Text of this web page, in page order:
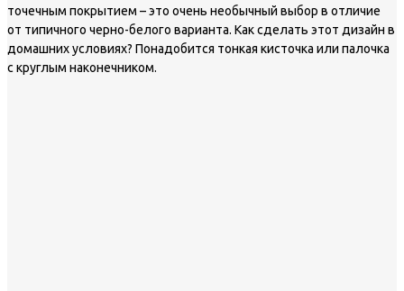
точечным покрытием – это очень необычный выбор в отличие
от типичного черно-белого варианта. Как сделать этот дизайн в
домашних условиях? Понадобится тонкая кисточка или палочка
с круглым наконечником.